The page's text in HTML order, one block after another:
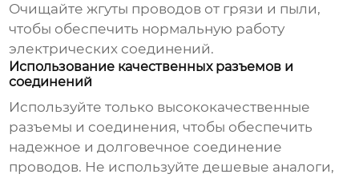
Очищайтежгуты проводов от грязи и пыли,
чтобы обеспечить нормальную работу
электрических соединений.
Использование качественных разъемов и
соединений
Используйте только высококачественные
разъемы и соединения, чтобы обеспечить
надежное и долговечное соединение
проводов. Не используйте дешевые аналоги,